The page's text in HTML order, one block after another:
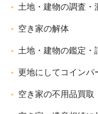
土地・建物の調査・
空き家の解体
土地・建物の鑑定・
更地にしてコインパ
空き家の不用品買取